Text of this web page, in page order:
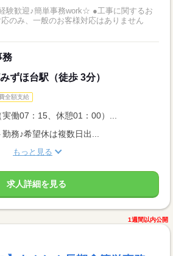
験歓迎♪簡単事務work☆ ●工事に関するお
のみ、一般のお客様対応はありません
務
ずほ台駅（徒歩 3分）
全額支給
働07：15、休憩01：00）...
務♪希望休は複数日出...
もっと見る
求人詳細を見る
1週間以内公開